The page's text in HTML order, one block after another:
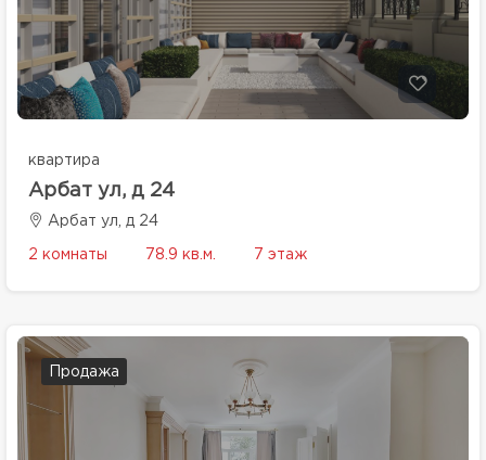
квартира
Арбат ул, д 24
Арбат ул, д 24
2 комнаты 78.9 кв.м. 7 этаж
Продажа